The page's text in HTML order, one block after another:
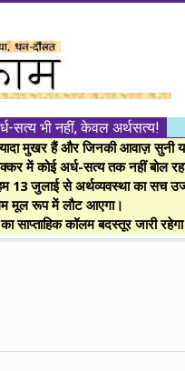
सत्य भी नहीं, केवल अर्थसत्य!
मुखर हैं और जिनकी आवाज़ सुनी
में कोई अर्ध-सत्य तक नहीं बोल
13 जुलाई से अर्थव्यवस्था का सच
मूल रूप में लौट आएगा।
साप्ताहिक कॉलम बदस्तूर जारी